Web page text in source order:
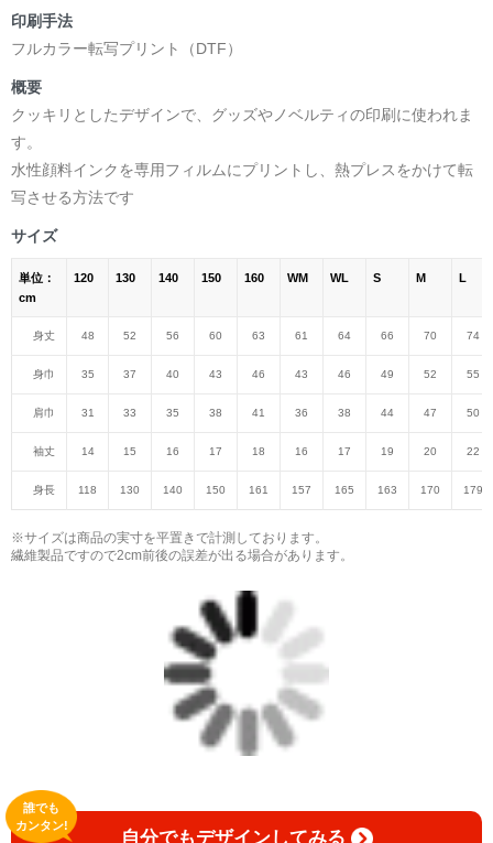
印刷手法
フルカラー転写プリント（DTF）
概要
クッキリとしたデザインで、グッズやノベルティの印刷に使われま
す。
水性顔料インクを専用フィルムにプリントし、熱プレスをかけて転
写させる方法です
サイズ
単位：
cm
120 130 140 150 160 WM WL S M L
身丈 48 52 56 60 63 61 64 66 70 74
身巾 35 37 40 43 46 43 46 49 52 55
肩巾 31 33 35 38 41 36 38 44 47 50
袖丈 14 15 16 17 18 16 17 19 20 22
身長 118 130 140 150 161 157 165 163 170 179
※サイズは商品の実寸を平置きで計測しております。
繊維製品ですので2cm前後の誤差が出る場合があります。
自分でもデザインしてみる
誰でも
カンタン!